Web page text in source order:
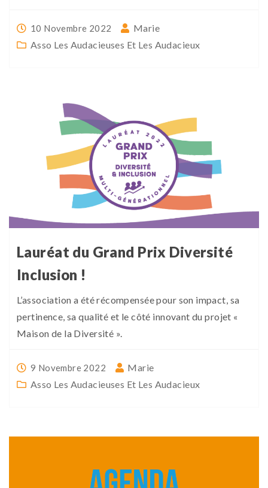
10 Novembre 2022
Marie
Asso Les Audacieuses Et Les Audacieux
Lauréat du Grand Prix Diversité
Inclusion !
L’association a été récompensée pour son impact, sa
pertinence, sa qualité et le côté innovant du projet «
Maison de la Diversité ».
9 Novembre 2022
Marie
Asso Les Audacieuses Et Les Audacieux